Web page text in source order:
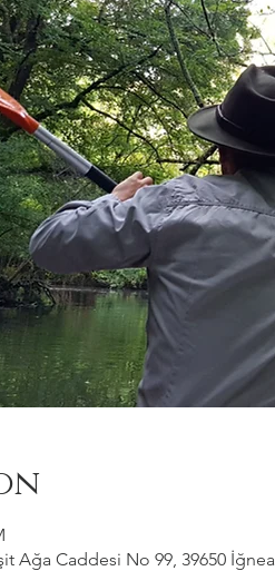
Ağa Caddesi No 99, 39650